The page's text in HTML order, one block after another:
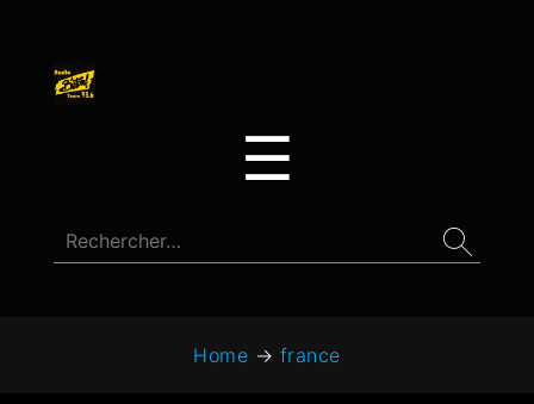
☰
Home → france